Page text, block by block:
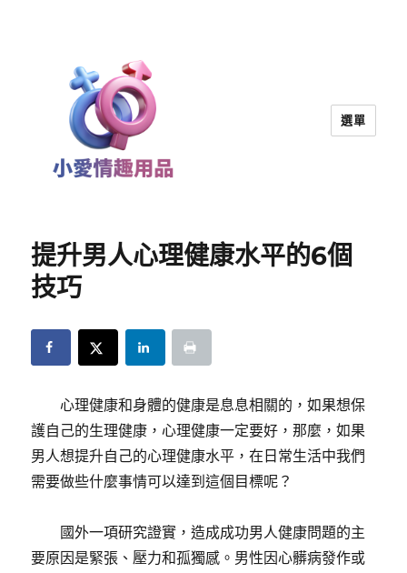
選單
提升男人心理健康水平的6個
技巧
心理健康和身體的健康是息息相關的，如果想保
護自己的生理健康，心理健康一定要好，那麼，如果
男人想提升自己的心理健康水平，在日常生活中我們
需要做些什麼事情可以達到這個目標呢？
國外一項研究證實，造成成功男人健康問題的主
要原因是緊張、壓力和孤獨感。男性因心髒病發作或